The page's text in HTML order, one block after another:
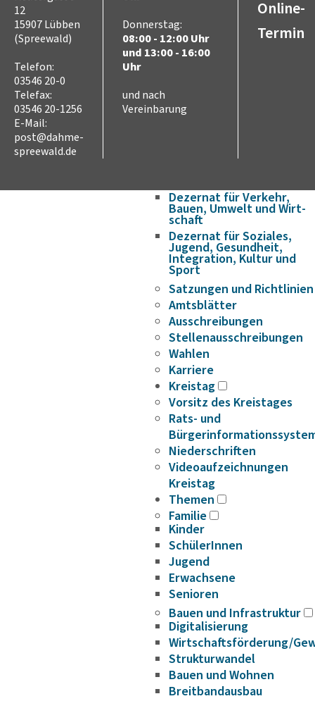
Partnerschaften
Internationale
Jugendbegegnungen
Dezernat für Finanzen,
Schulen und innere
Recht, Verbraucherschutz
Dezernat für Verkehr,
Bauen, Umwelt und Wirt­
schaft
Dezernat für Soziales,
Jugend, Gesundheit,
Integration, Kultur und
Sport
Satzungen und Richtlinien
Amtsblätter
Ausschreibungen
Stellenausschreibungen
Wahlen
Karriere
Kreistag
Vorsitz des Kreistages
Rats- und
Niederschriften
Videoaufzeichnungen
Kreistag
Themen
Familie
Kinder
SchülerInnen
Jugend
Erwachsene
Senioren
Bauen und Infrastruktur
Digitalisierung
Wirtschaftsförderung/
Strukturwandel
Bauen und Wohnen
Breitbandausbau
12
15907 Lübben
(Spreewald)
Telefon:
03546 20-0
Telefax:
03546 20-1256
E-Mail:
post@dahme-
spreewald.de
Donnerstag:
08:00 - 12:00 Uhr
und 13:00 - 16:00
Uhr
und nach
Vereinbarung
Online-
Termin